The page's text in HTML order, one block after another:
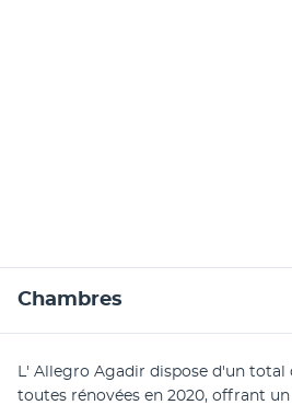
Chambres
L' Allegro Agadir dispose d'un total
toutes rénovées en 2020, offrant